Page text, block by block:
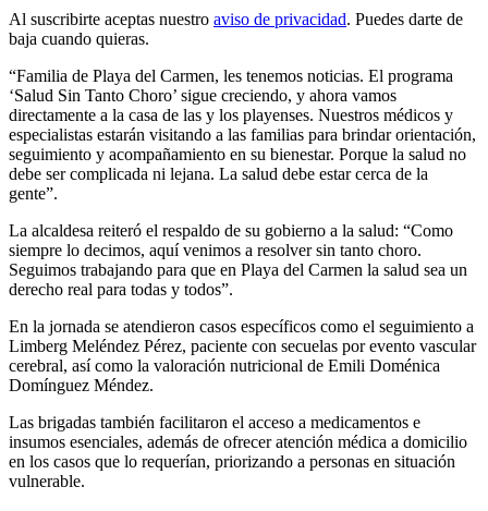
Al suscribirte aceptas nuestro aviso de privacidad. Puedes darte de
baja cuando quieras.
“Familia de Playa del Carmen, les tenemos noticias. El programa
‘Salud Sin Tanto Choro’ sigue creciendo, y ahora vamos
directamente a la casa de las y los playenses. Nuestros médicos y
especialistas estarán visitando a las familias para brindar orientación,
seguimiento y acompañamiento en su bienestar. Porque la salud no
debe ser complicada ni lejana. La salud debe estar cerca de la
gente”.
La alcaldesa reiteró el respaldo de su gobierno a la salud: “Como
siempre lo decimos, aquí venimos a resolver sin tanto choro.
Seguimos trabajando para que en Playa del Carmen la salud sea un
derecho real para todas y todos”.
En la jornada se atendieron casos específicos como el seguimiento a
Limberg Meléndez Pérez, paciente con secuelas por evento vascular
cerebral, así como la valoración nutricional de Emili Doménica
Domínguez Méndez.
Las brigadas también facilitaron el acceso a medicamentos e
insumos esenciales, además de ofrecer atención médica a domicilio
en los casos que lo requerían, priorizando a personas en situación
vulnerable.